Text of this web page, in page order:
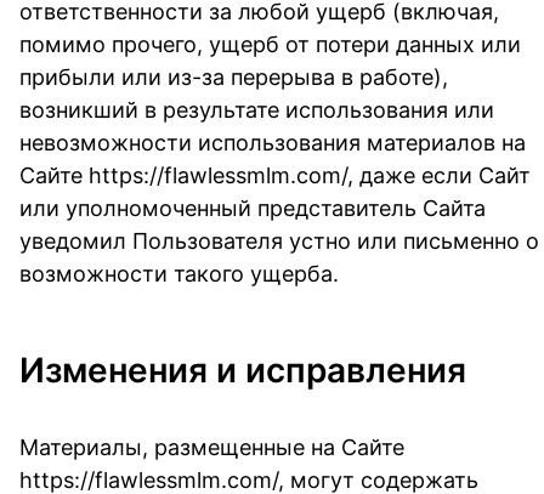
ответственности за любой ущерб (включая,
помимо прочего, ущерб от потери данных или
прибыли или из-за перерыва в работе),
возникший в результате использования или
невозможности использования материалов на
Сайте https://flawlessmlm.com/, даже если Сайт
или уполномоченный представитель Сайта
уведомил Пользователя устно или письменно о
возможности такого ущерба.
Изменения и исправления
Материалы, размещенные на Сайте
https://flawlessmlm.com/, могут содержать